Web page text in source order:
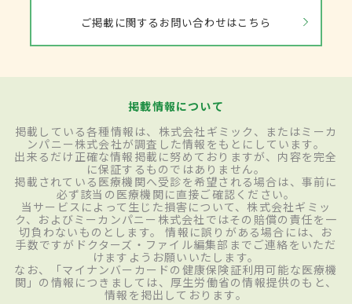
ご掲載に関するお問い合わせはこちら
掲載情報について
掲載している各種情報は、株式会社ギミック、またはミーカ
ンパニー株式会社が調査した情報をもとにしています。
出来るだけ正確な情報掲載に努めておりますが、内容を完全
に保証するものではありません。
掲載されている医療機関へ受診を希望される場合は、事前に
必ず該当の医療機関に直接ご確認ください。
当サービスによって生じた損害について、株式会社ギミッ
ク、およびミーカンパニー株式会社ではその賠償の責任を一
切負わないものとします。 情報に誤りがある場合には、お
手数ですがドクターズ・ファイル編集部までご連絡をいただ
けますようお願いいたします。
なお、「マイナンバーカードの健康保険証利用可能な医療機
関」の情報につきましては、厚生労働省の情報提供のもと、
情報を掲出しております。